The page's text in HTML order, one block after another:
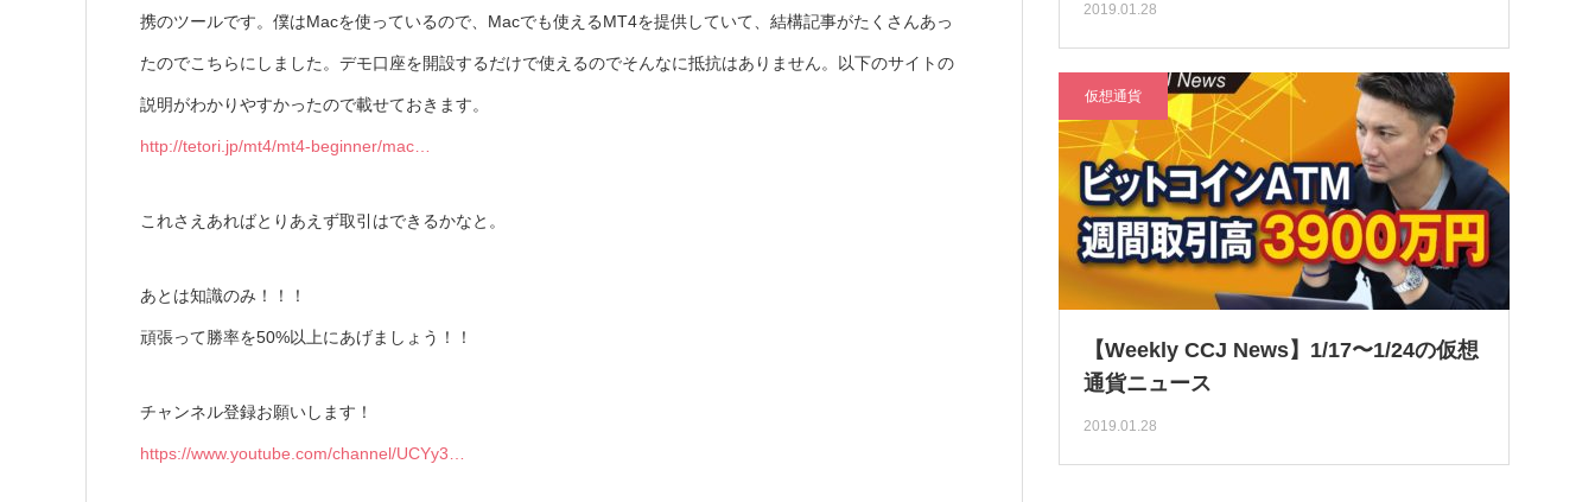
携のツールです。僕はMacを使っているので、Macでも使えるMT4を提供していて、結構記事がたくさんあっ
たのでこちらにしました。デモ口座を開設するだけで使えるのでそんなに抵抗はありません。以下のサイトの
説明がわかりやすかったので載せておきます。
http://tetori.jp/mt4/mt4-beginner/mac…
これさえあればとりあえず取引はできるかなと。
あとは知識のみ！！！
頑張って勝率を50%以上にあげましょう！！
チャンネル登録お願いします！
https://www.youtube.com/channel/UCYy3…
2019.01.28
仮想通貨
【Weekly CCJ News】1/17〜1/24の仮想
通貨ニュース
2019.01.28